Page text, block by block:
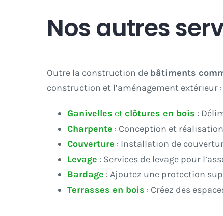
Nos autres
Outre la construction de bâtiments
construction et l’aménagement extérieur :
Ganivelles etclôtures en bois :
Charpente : Conception et
Couverture : Installation de
Levage : Services de levage pour
Bardage : Ajoutez une protection
Terrasses en bois : Créez des